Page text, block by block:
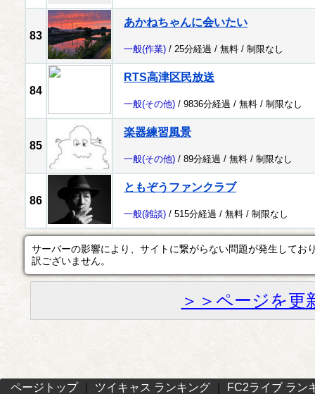
83
あかねちゃんに会いたい
一般(作業) / 25分経過 / 無料 / 制限なし
84
RTS高津区民放送
一般(その他) / 9836分経過 / 無料 / 制限なし
85
楽器練習風景
一般(その他) / 89分経過 / 無料 / 制限なし
86
ともぞうファンクラブ
一般(雑談) / 515分経過 / 無料 / 制限なし
サーバーの影響により、サイトに繋がらない問題が発生してお
訳ございません。
＞＞ページを更
ページトップ｜ ツイキャス ランキング FC2ライブ ラン